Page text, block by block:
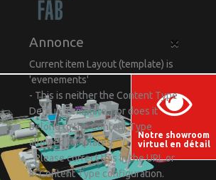
Notre showroom
virtuel en détail
×
Annonce
Current item Layout (template) is
'evenements'
- This is neither the Content Type
Default Template, nor does it
belong to the Content Type
allowed templates.
- Please correct this in the URL or
in Content Type configuration.